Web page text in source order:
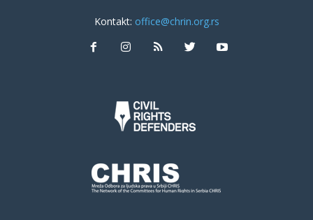
Kontakt: office@chrin.org.rs